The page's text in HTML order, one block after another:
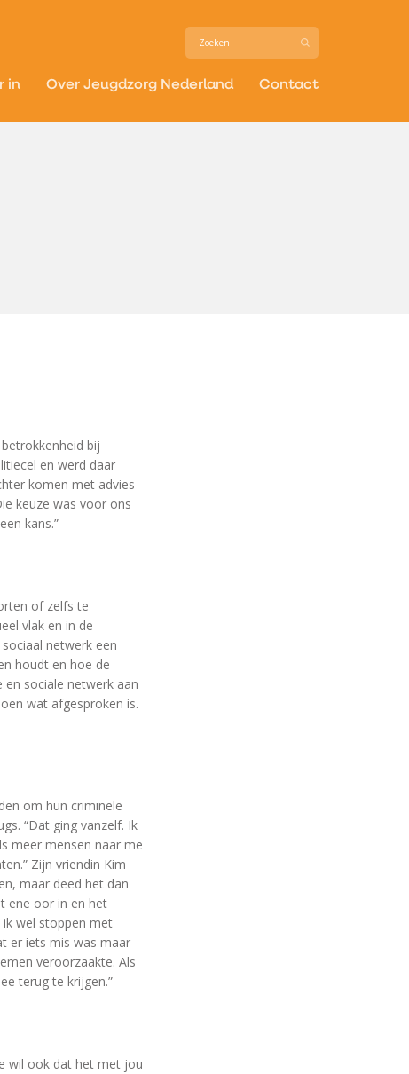
in Over Jeugdzorg Nederland Contact
bij
en werd daar
komen met advies
keuze was voor ons
kans.”
of zelfs te
vlak en in de
netwerk een
houdt en hoe de
sociale netwerk aan
wat afgesproken is.
om hun criminele
“Dat ging vanzelf. Ik
meer mensen naar me
Zijn vriendin Kim
maar deed het dan
ene oor in en het
ik wel stoppen met
er iets mis was maar
veroorzaakte. Als
terug te krijgen.”
wil ook dat het met jou